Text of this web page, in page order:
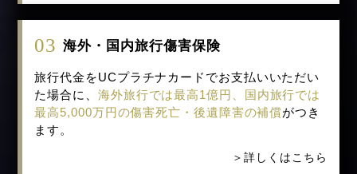
03 海外・国内旅行傷害保険
旅行代金をUCプラチナカードでお支払いいただい
た場合に、 海外旅行では最高1億円、国内旅行では
最高5,000万円の傷害死亡・後遺障害の補償がつき
ます。
＞詳しくはこちら